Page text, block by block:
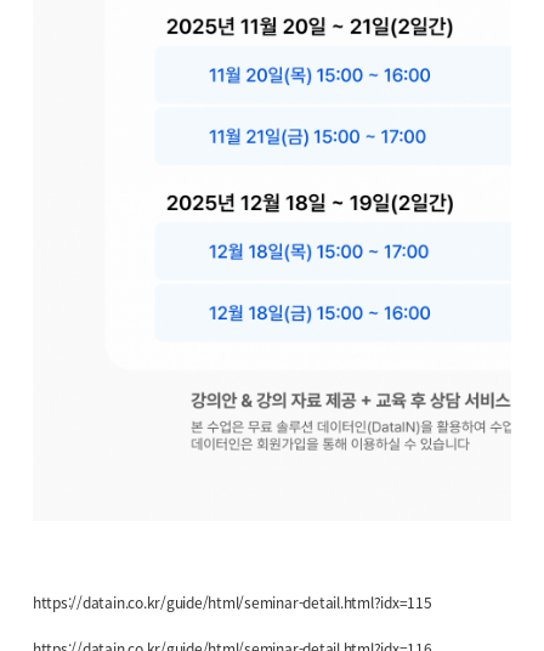
https://datain.co.kr/guide/html/seminar-detail.html?idx=115